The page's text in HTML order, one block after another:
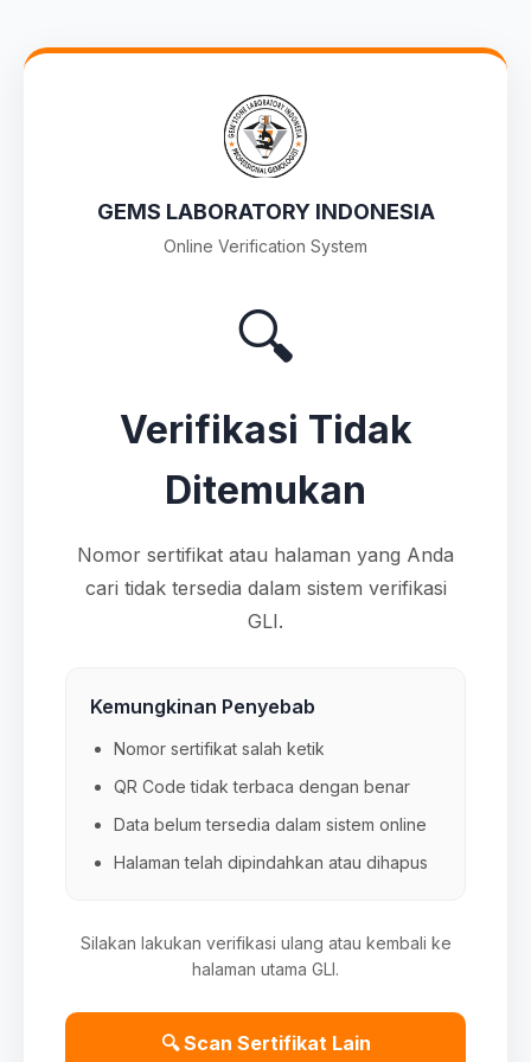
GEMS LABORATORY INDONESIA
Online Verification System
🔍
Verifikasi Tidak
Ditemukan
Nomor sertifikat atau halaman yang Anda
cari tidak tersedia dalam sistem verifikasi
GLI.
Kemungkinan Penyebab
Nomor sertifikat salah ketik
QR Code tidak terbaca dengan benar
Data belum tersedia dalam sistem online
Halaman telah dipindahkan atau dihapus
Silakan lakukan verifikasi ulang atau kembali ke
halaman utama GLI.
🔍 Scan Sertifikat Lain